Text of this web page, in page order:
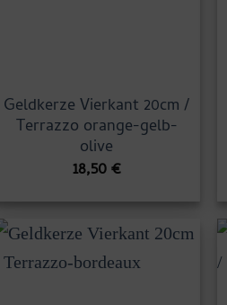
Geldkerze Vierkant 20cm /
Terrazzo orange-gelb-
olive
18,50€